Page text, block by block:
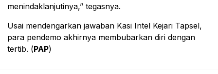
menindaklanjutinya,” tegasnya.
Usai mendengarkan jawaban Kasi Intel Kejari Tapsel,
para pendemo akhirnya membubarkan diri dengan
tertib. (PAP)